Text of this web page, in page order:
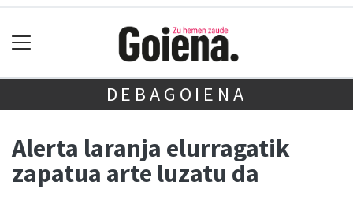
DEBAGOIENA
Alerta laranja elurragatik
zapatua arte luzatu da